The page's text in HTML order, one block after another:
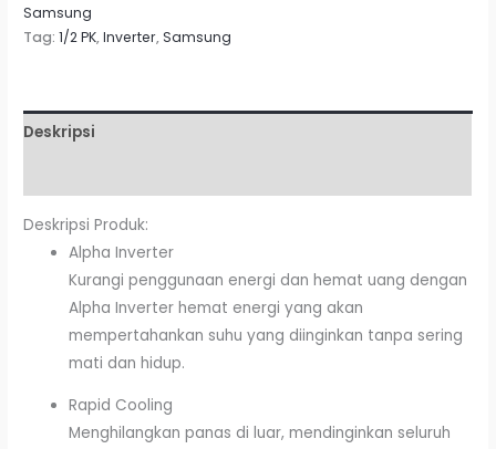
Samsung
Tag:1/2 PK,Inverter,Samsung
Deskripsi
Deskripsi Produk:
Alpha Inverter
Kurangi penggunaan energi dan hemat uang dengan
Alpha Inverter hemat energi yang akan
mempertahankan suhu yang diinginkan tanpa sering
mati dan hidup.
Rapid Cooling
Menghilangkan panas di luar, mendinginkan seluruh